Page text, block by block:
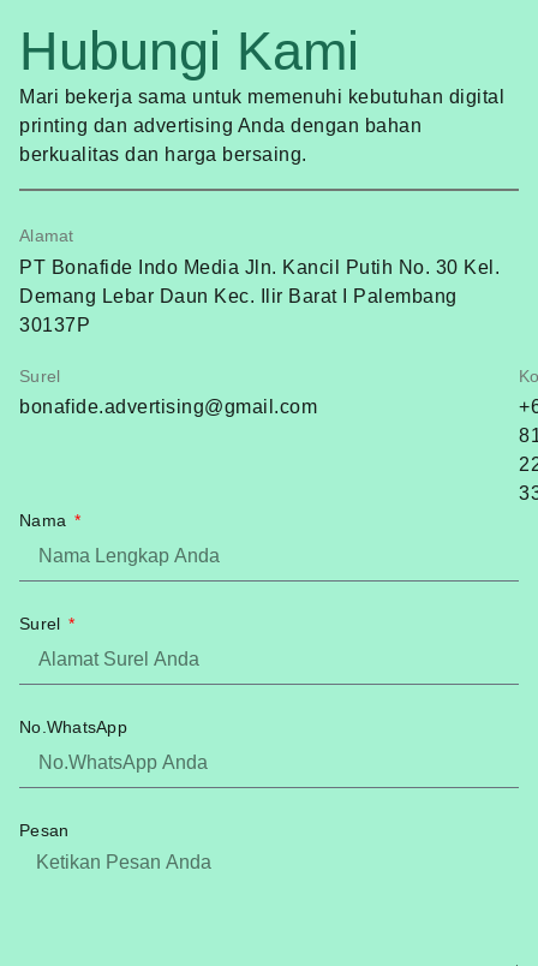
Hubungi Kami
Mari bekerja sama untuk memenuhi kebutuhan digital
printing dan advertising Anda dengan bahan
berkualitas dan harga bersaing.
Alamat
PT Bonafide Indo Media Jln. Kancil Putih No. 30 Kel.
Demang Lebar Daun Kec. Ilir Barat I Palembang
30137P
Surel
bonafide.advertising@gmail.com
Nama
Surel
No.WhatsApp
Pesan